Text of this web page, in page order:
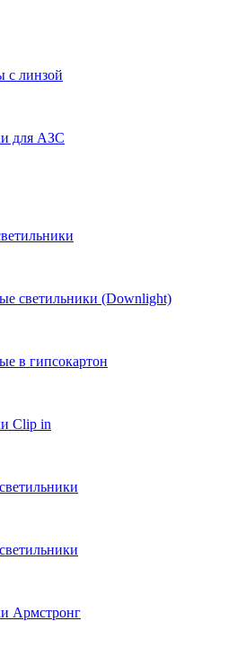
с линзой
для АЗС
светильники (Downlight)
в гипсокартон
Clip in
Армстронг